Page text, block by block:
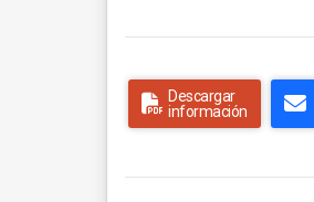
Descargar
información